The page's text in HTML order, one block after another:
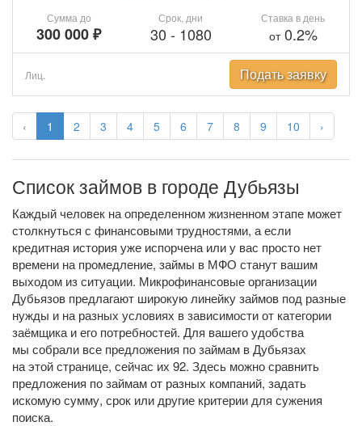
‹ 1 2 3 4 5 6 7 8 9 10 ›
Сумма до
300 000 ₽
Срок, дни
30 - 1080
Ставка в день
от0.2%
Лиц. Подать заявку
Список займов в городе Дубьязы
Каждый человек на определенном жизненном этапе может
столкнуться с финансовыми трудностями, а если
кредитная история уже испорчена или у вас просто нет
времени на промедление, займы в МФО станут вашим
выходом из ситуации. Микрофинансовые организации
Дубьязов предлагают широкую линейку займов под разные
нужды и на разных условиях в зависимости от категории
заёмщика и его потребностей. Для вашего удобства
мы собрали все предложения по займам в Дубьязах
на этой странице, сейчас их 92. Здесь можно сравнить
предложения по займам от разных компаний, задать
искомую сумму, срок или другие критерии для сужения
поиска.